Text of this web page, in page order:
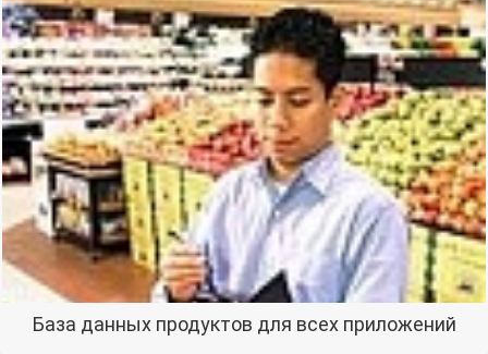
База данных продуктов для всех приложений